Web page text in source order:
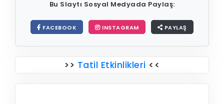
Bu Slaytı Sosyal Medyada Paylaş:
FACEBOOK INSTAGRAM PAYLAŞ
>> Tatil Etkinlikleri <<